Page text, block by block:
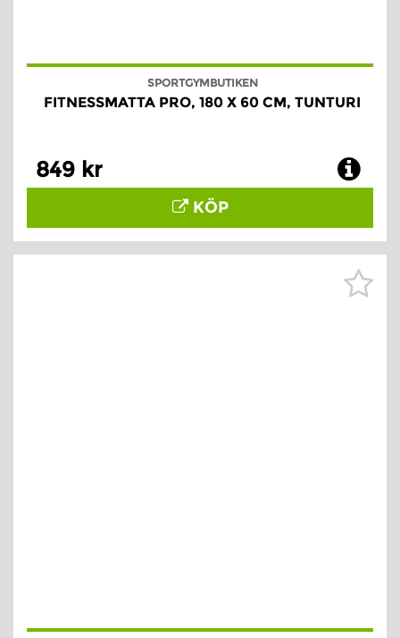
SPORTGYMBUTIKEN
FITNESSMATTA PRO, 180 X 60 CM, TUNTURI
849 kr
KÖP